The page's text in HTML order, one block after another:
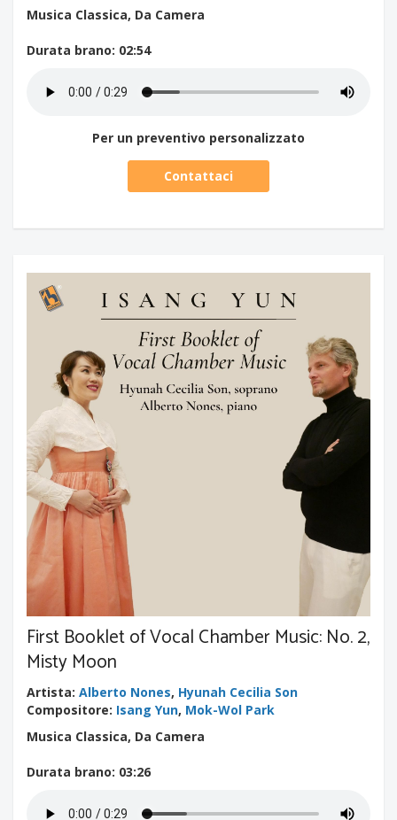
Musica Classica, Da Camera
Durata brano: 02:54
Per un preventivo personalizzato
Contattaci
First Booklet of Vocal Chamber Music: No. 2,
Misty Moon
Artista: Alberto Nones, Hyunah Cecilia Son
Compositore: Isang Yun, Mok-Wol Park
Musica Classica, Da Camera
Durata brano: 03:26